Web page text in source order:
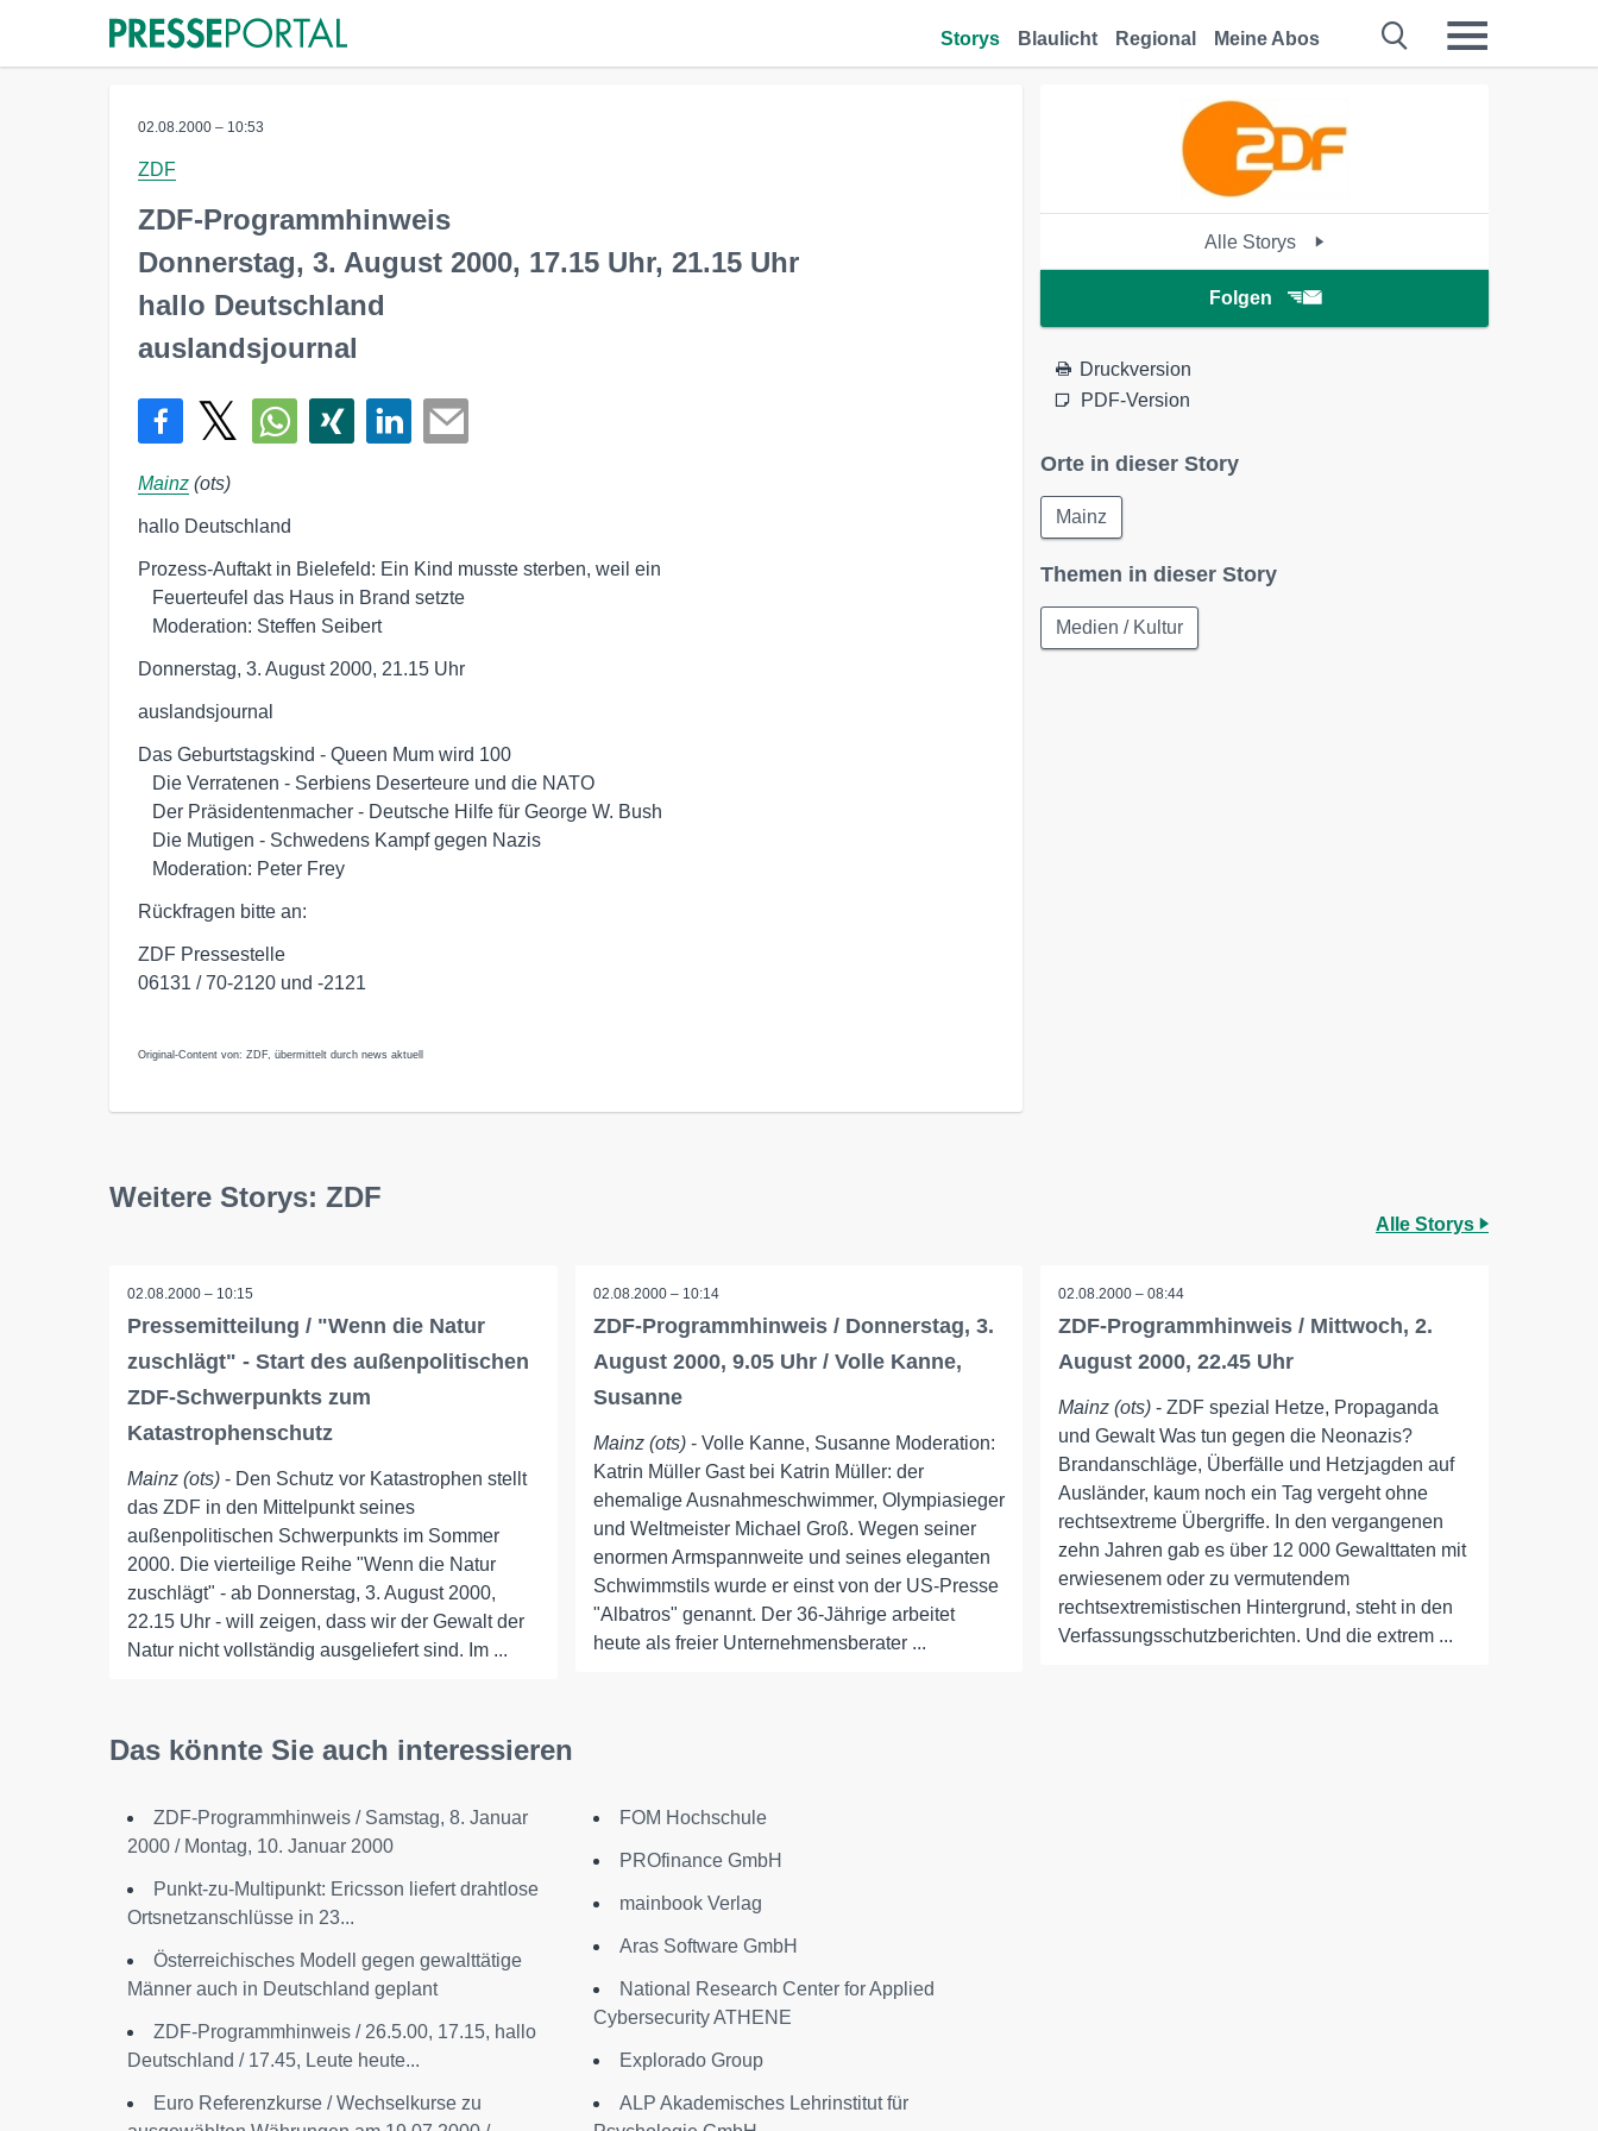
Storys Blaulicht Regional Meine Abos
02.08.2000 – 10:53
ZDF
ZDF-Programmhinweis
Donnerstag, 3. August 2000, 17.15 Uhr, 21.15 Uhr
hallo Deutschland
auslandsjournal
Mainz (ots)
hallo Deutschland
Prozess-Auftakt in Bielefeld: Ein Kind musste sterben, weil ein
   Moderation: Steffen Seibert
Donnerstag, 3. August 2000, 21.15 Uhr
auslandsjournal
Das Geburtstagskind - Queen Mum wird 100
   Moderation: Peter Frey
Rückfragen bitte an:
ZDF Pressestelle
06131 / 70-2120 und -2121
Original-Content von: ZDF, übermittelt durch news aktuell
Alle Storys
Folgen
Druckversion
PDF-Version
Orte in dieser Story
Mainz
Themen in dieser Story
Medien / Kultur
Weitere Storys: ZDF
Alle Storys
02.08.2000 – 10:15
Pressemitteilung / "Wenn die Natur
zuschlägt" - Start des außenpolitischen
ZDF-Schwerpunkts zum
Katastrophenschutz
Mainz (ots) - Den Schutz vor Katastrophen stellt
das ZDF in den Mittelpunkt seines
außenpolitischen Schwerpunkts im Sommer
2000. Die vierteilige Reihe "Wenn die Natur
zuschlägt" - ab Donnerstag, 3. August 2000,
22.15 Uhr - will zeigen, dass wir der Gewalt der
Natur nicht vollständig ausgeliefert sind. Im ...
02.08.2000 – 10:14
ZDF-Programmhinweis / Donnerstag, 3.
August 2000, 9.05 Uhr / Volle Kanne,
Susanne
Mainz (ots)- Volle Kanne, Susanne Moderation:
Katrin Müller Gast bei Katrin Müller: der
ehemalige Ausnahmeschwimmer, Olympiasieger
und Weltmeister Michael Groß. Wegen seiner
enormen Armspannweite und seines eleganten
Schwimmstils wurde er einst von der US-Presse
"Albatros" genannt. Der 36-Jährige arbeitet
heute als freier Unternehmensberater ...
02.08.2000 – 08:44
ZDF-Programmhinweis / Mittwoch, 2.
August 2000, 22.45 Uhr
Mainz (ots) - ZDF spezial Hetze, Propaganda
und Gewalt Was tun gegen die Neonazis?
Brandanschläge, Überfälle und Hetzjagden auf
Ausländer, kaum noch ein Tag vergeht ohne
rechtsextreme Übergriffe. In den vergangenen
zehn Jahren gab es über 12 000 Gewalttaten mit
erwiesenem oder zu vermutendem
rechtsextremistischen Hintergrund, steht in den
Verfassungsschutzberichten. Und die extrem ...
Das könnte Sie auch interessieren
ZDF-Programmhinweis / Samstag, 8. Januar
2000 / Montag, 10. Januar 2000
Punkt-zu-Multipunkt: Ericsson liefert drahtlose
Ortsnetzanschlüsse in 23...
Österreichisches Modell gegen gewalttätige
Männer auch in Deutschland geplant
ZDF-Programmhinweis / 26.5.00, 17.15, hallo
Deutschland / 17.45, Leute heute...
Euro Referenzkurse / Wechselkurse zu
FOM Hochschule
PROfinance GmbH
mainbook Verlag
Aras Software GmbH
National Research Center for Applied
Cybersecurity ATHENE
Explorado Group
ALP Akademisches Lehrinstitut für